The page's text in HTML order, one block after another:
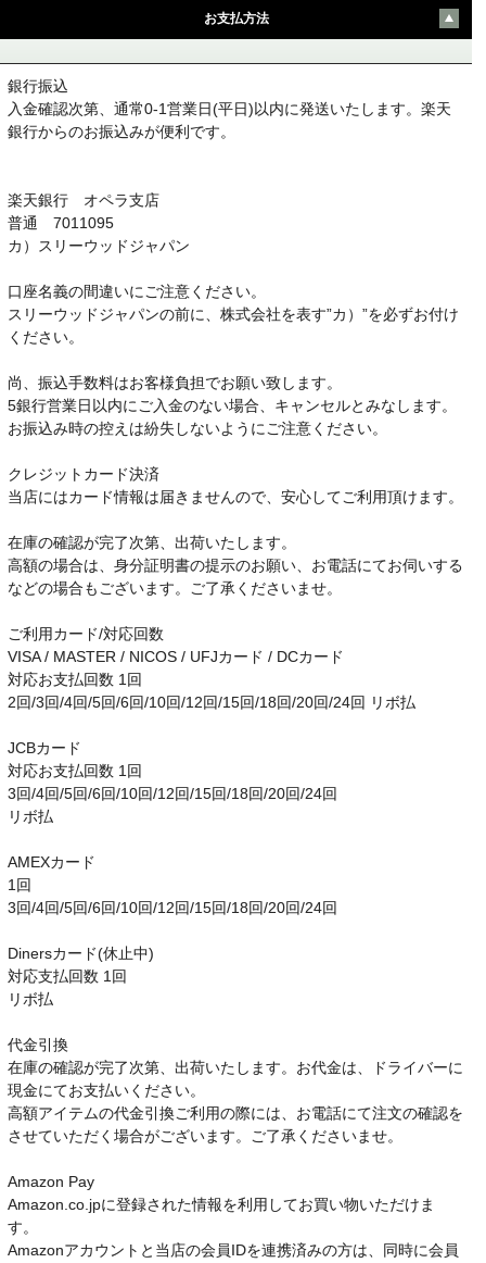
お支払方法
銀行振込
入金確認次第、通常0-1営業日(平日)以内に発送いたします。楽天
銀行からのお振込みが便利です。
楽天銀行 オペラ支店
普通 7011095
カ）スリーウッドジャパン
口座名義の間違いにご注意ください。
スリーウッドジャパンの前に、株式会社を表す”カ）”を必ずお付け
ください。
尚、振込手数料はお客様負担でお願い致します。
5銀行営業日以内にご入金のない場合、キャンセルとみなします。
お振込み時の控えは紛失しないようにご注意ください。
クレジットカード決済
当店にはカード情報は届きませんので、安心してご利用頂けます。
在庫の確認が完了次第、出荷いたします。
高額の場合は、身分証明書の提示のお願い、お電話にてお伺いする
などの場合もございます。ご了承くださいませ。
ご利用カード/対応回数
VISA / MASTER / NICOS / UFJカード / DCカード
対応お支払回数 1回
2回/3回/4回/5回/6回/10回/12回/15回/18回/20回/24回 リボ払
JCBカード
対応お支払回数 1回
3回/4回/5回/6回/10回/12回/15回/18回/20回/24回
リボ払
AMEXカード
1回
3回/4回/5回/6回/10回/12回/15回/18回/20回/24回
Dinersカード(休止中)
対応支払回数 1回
リボ払
代金引換
在庫の確認が完了次第、出荷いたします。お代金は、ドライバーに
現金にてお支払いください。
高額アイテムの代金引換ご利用の際には、お電話にて注文の確認を
させていただく場合がございます。ご了承くださいませ。
Amazon Pay
Amazon.co.jpに登録された情報を利用してお買い物いただけま
す。
Amazonアカウントと当店の会員IDを連携済みの方は、同時に会員